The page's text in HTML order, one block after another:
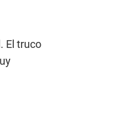
El truco